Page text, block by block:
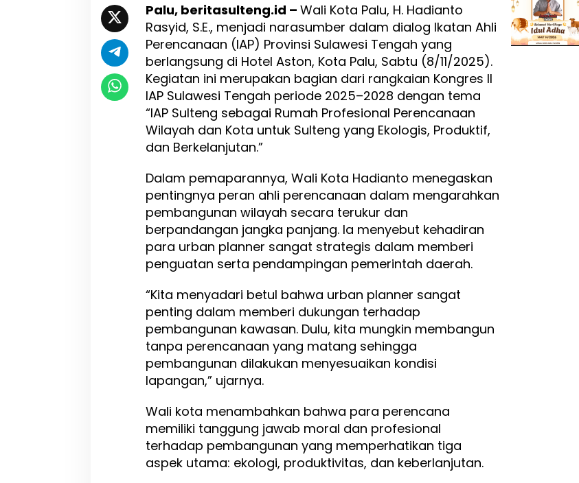
d
D
o
r
o
n
g
P
e
r
a
n
r
b
a
n
P
l
a
n
e
r
e
r
k
a
A
r
a
h
P
Palu, beritasulteng.id – Wali Kota Palu, H. Hadianto
Rasyid, S.E., menjadi narasumber dalam dialog Ikatan Ahli
Perencanaan (IAP) Provinsi Sulawesi Tengah yang
berlangsung di Hotel Aston, Kota Palu, Sabtu (8/11/2025).
Kegiatan ini merupakan bagian dari rangkaian Kongres II
IAP Sulawesi Tengah periode 2025–2028 dengan tema
“IAP Sulteng sebagai Rumah Profesional Perencanaan
Wilayah dan Kota untuk Sulteng yang Ekologis, Produktif,
dan Berkelanjutan.”
Dalam pemaparannya, Wali Kota Hadianto menegaskan
pentingnya peran ahli perencanaan dalam mengarahkan
pembangunan wilayah secara terukur dan
berpandangan jangka panjang. Ia menyebut kehadiran
para urban planner sangat strategis dalam memberi
penguatan serta pendampingan pemerintah daerah.
“Kita menyadari betul bahwa urban planner sangat
penting dalam memberi dukungan terhadap
pembangunan kawasan. Dulu, kita mungkin membangun
tanpa perencanaan yang matang sehingga
pembangunan dilakukan menyesuaikan kondisi
lapangan,” ujarnya.
Wali kota menambahkan bahwa para perencana
memiliki tanggung jawab moral dan profesional
terhadap pembangunan yang memperhatikan tiga
aspek utama: ekologi, produktivitas, dan keberlanjutan.